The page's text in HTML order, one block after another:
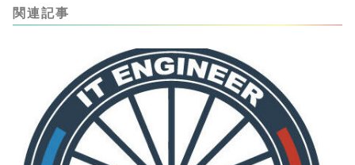
関連記事